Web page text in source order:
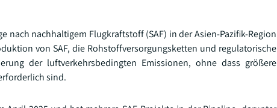
nachhaltigem Flugkraftstoff (SAF) in der Asien-Pazifik-Region
von SAF, die Rohstoffversorgungsketten und regulatorische
der luftverkehrsbedingten Emissionen, ohne dass größere
sind.